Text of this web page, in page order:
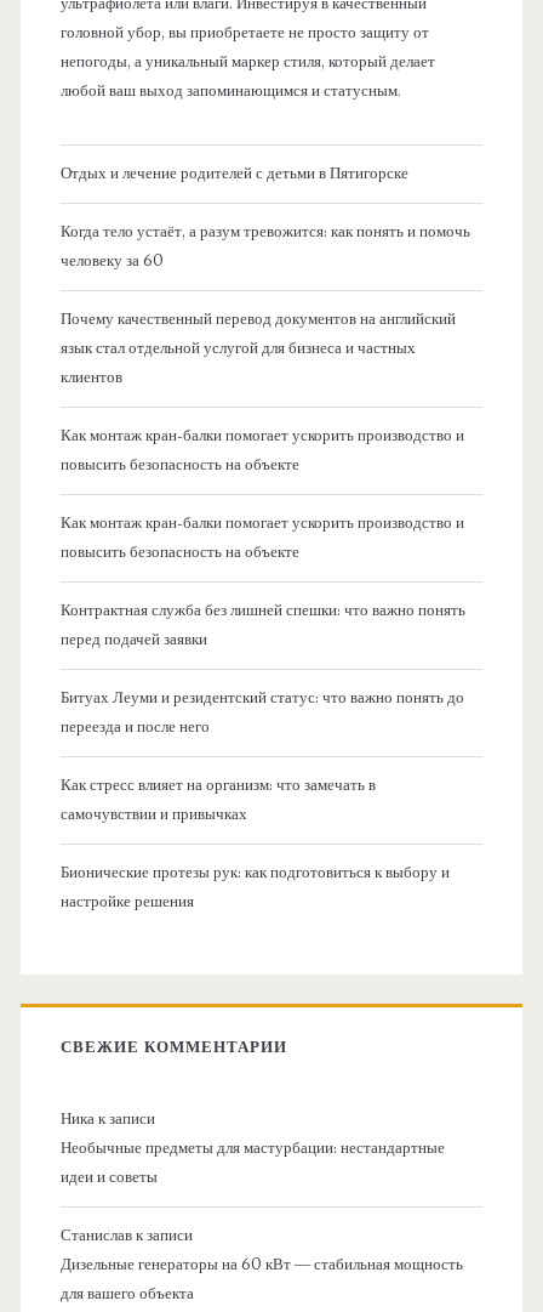
головной убор, вы приобретаете не просто защиту от
непогоды, а уникальный маркер стиля, который делает
любой ваш выход запоминающимся и статусным.
Отдых и лечение родителей с детьми в Пятигорске
Когда тело устаёт, а разум тревожится: как понять и помочь
человеку за 60
Почему качественный перевод документов на английский
язык стал отдельной услугой для бизнеса и частных
клиентов
Как монтаж кран-балки помогает ускорить производство и
повысить безопасность на объекте
Как монтаж кран-балки помогает ускорить производство и
повысить безопасность на объекте
Контрактная служба без лишней спешки: что важно понять
перед подачей заявки
Битуах Леуми и резидентский статус: что важно понять до
переезда и после него
Как стресс влияет на организм: что замечать в
самочувствии и привычках
Бионические протезы рук: как подготовиться к выбору и
настройке решения
СВЕЖИЕ КОММЕНТАРИИ
Никак записи
Необычные предметы для мастурбации: нестандартные
идеи и советы
Станиславк записи
Дизельные генераторы на 60 кВт — стабильная мощность
для вашего объекта